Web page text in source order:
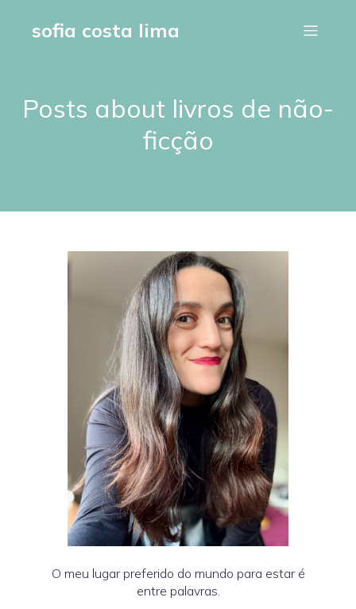
sofia costa lima
Posts about livros de não-
ficção
O meu lugar preferido do mundo para estar é
entre palavras.